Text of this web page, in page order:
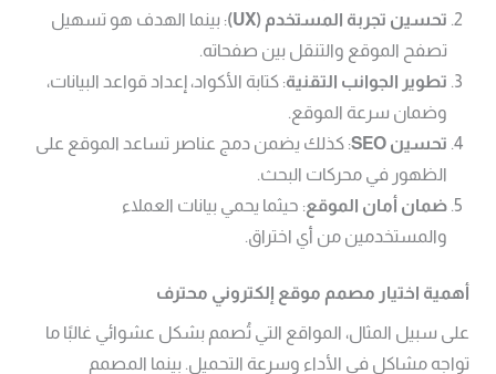
تحسين تجربة المستخدم (UX)
: بينما الهدف هو تسهيل
تصفح الموقع والتنقل بين صفحاته.
تطوير الجوانب التقنية: كتابة الأكواد، إعداد قواعد البيانات،
وضمان سرعة الموقع.
تحسين
: كذلك يضمن دمج عناصر تساعد الموقع على
الظهور في محركات البحث.
ضمان أمان الموقع: حيثما يحمي بيانات العملاء
والمستخدمين من أي اختراق.
أهمية اختيار مصمم موقع إلكتروني محترف
على سبيل المثال، المواقع التي تُصمم بشكل عشوائي غالبًا ما
تواجه مشاكل في الأداء وسرعة التحميل. بينما المصمم